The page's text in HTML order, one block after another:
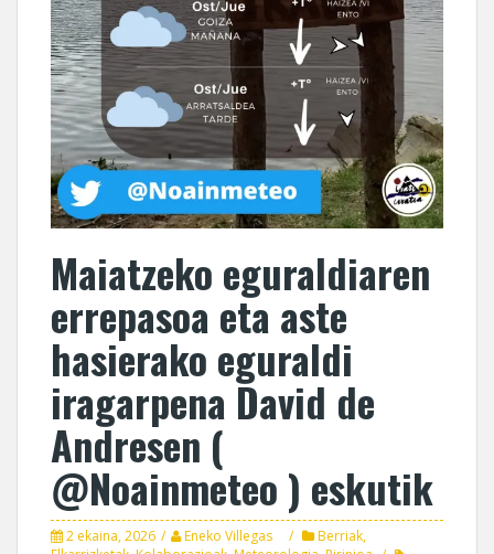
Maiatzeko eguraldiaren
errepasoa eta aste
hasierako eguraldi
iragarpena David de
Andresen (
@Noainmeteo ) eskutik
2 ekaina, 2026 Eneko Villegas Berriak,